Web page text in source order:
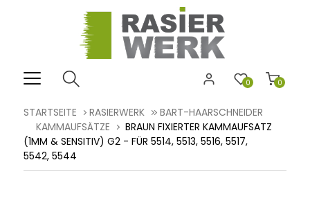
0
0
STARTSEITE RASIERWERK
BART-HAARSCHNEIDER
KAMMAUFSÄTZE
BRAUN FIXIERTER KAMMAUFSATZ
(1MM & SENSITIV) G2 - FÜR 5514, 5513, 5516, 5517,
5542, 5544